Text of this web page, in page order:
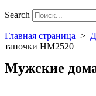
Search
Главная страница >
тапочки HM2520
Мужские